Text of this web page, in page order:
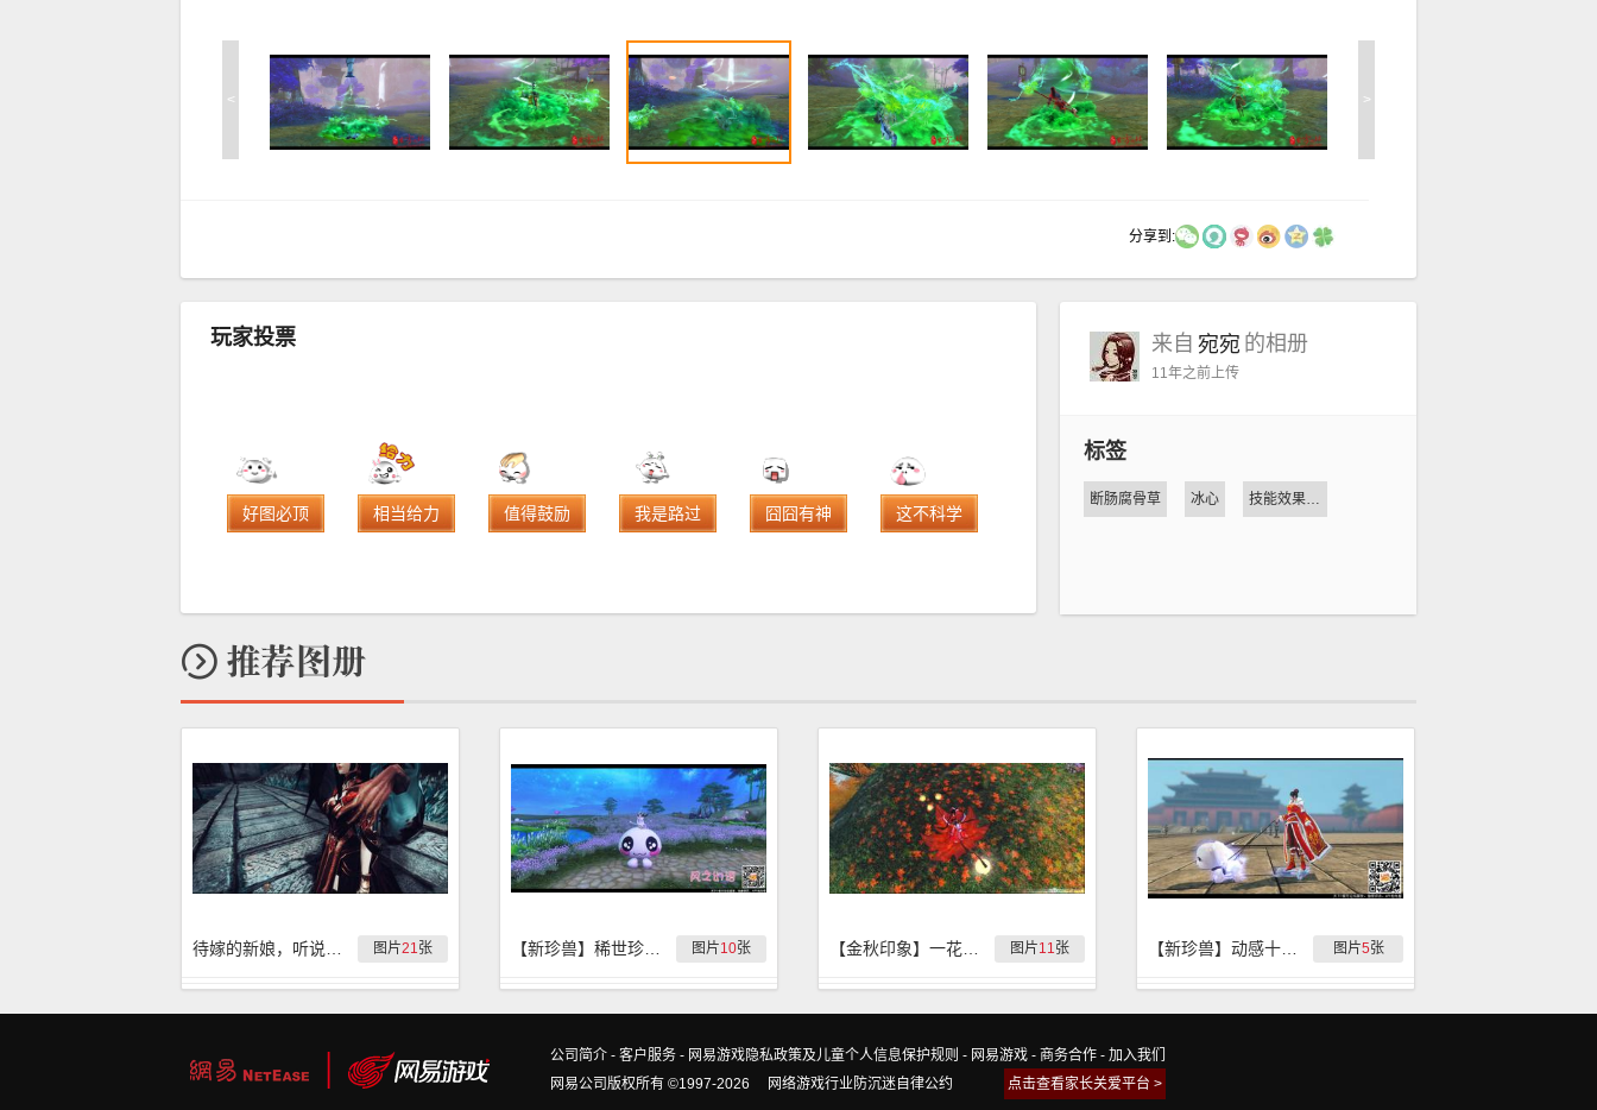
< >
分享到:
玩家投票
好图必顶 相当给力 值得鼓励 我是路过 囧囧有神 这不科学
来自 宛宛 的相册
11年之前上传
标签
断肠腐骨草 冰心 技能效果迭代
图片21张 图片10张 图片11张 图片5张
公司简介 - 客户服务 - 网易游戏隐私政策及儿童个人信息保护规则 - 网易游戏 - 商务合作 - 加入我们
网易公司版权所有 ©1997-2026
点击查看家长关爱平台 >
网络游戏行业防沉迷自律公约